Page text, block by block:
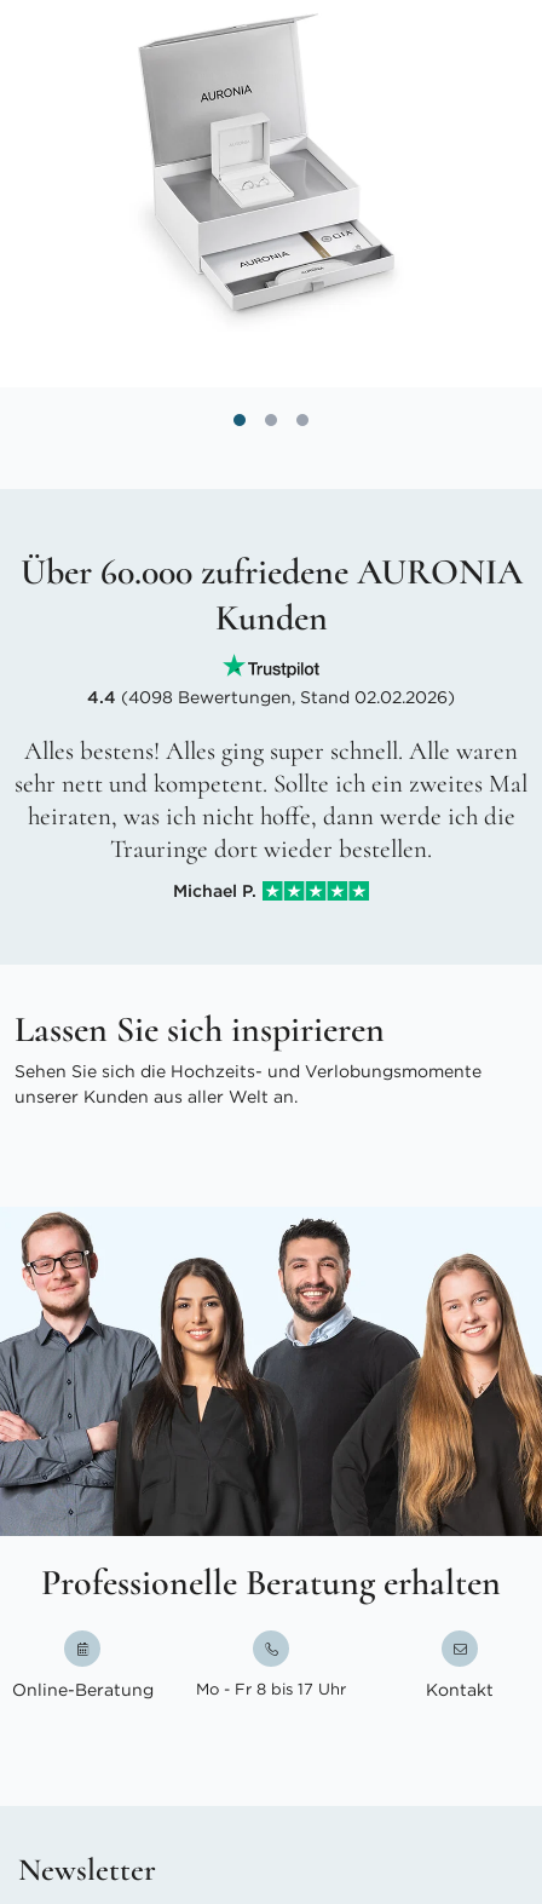
Über 60.000 zufriedene AURONIA
Kunden
4.4 (4098 Bewertungen, Stand 02.02.2026)
Alles bestens! Alles ging super schnell. Alle waren
sehr nett und kompetent. Sollte ich ein zweites Mal
heiraten, was ich nicht hoffe, dann werde ich die
Trauringe dort wieder bestellen.
Michael P.
Lassen Sie sich inspirieren
Sehen Sie sich die Hochzeits- und Verlobungsmomente
unserer Kunden aus aller Welt an.
Professionelle Beratung erhalten
Online-Beratung Mo - Fr 8 bis 17 Uhr Kontakt
Newsletter